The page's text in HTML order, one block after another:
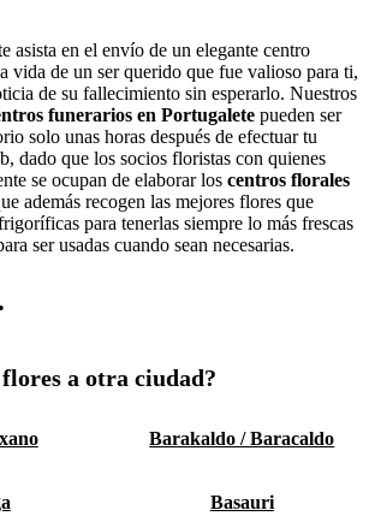
asista en el envío de un elegante centro
vida de un ser querido que fue valioso para ti,
de su fallecimiento sin esperarlo. Nuestros
funerarios en Portugalete pueden ser
solo unas horas después de efectuar tu
dado que los socios floristas con quienes
se ocupan de elaborar los centros florales
además recogen las mejores flores que
para tenerlas siempre lo más frescas
ser usadas cuando sean necesarias.
•
a otra ciudad?
Barakaldo / Baracaldo
Basauri